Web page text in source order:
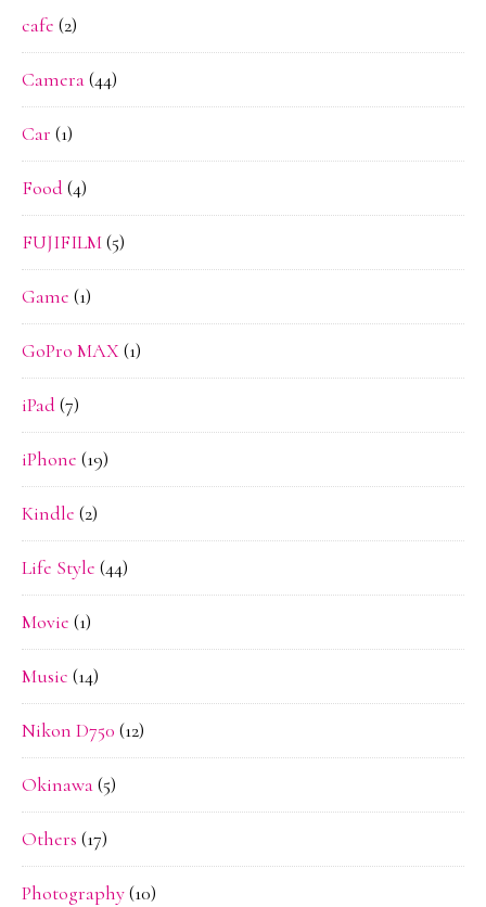
cafe (2)
Camera(44)
Car (1)
Food(4)
FUJIFILM(5)
Game (1)
GoPro MAX(1)
iPad(7)
iPhone (19)
Kindle (2)
Life Style (44)
Movie (1)
Music (14)
Nikon D750 (12)
Okinawa(5)
Others (17)
Photography(10)